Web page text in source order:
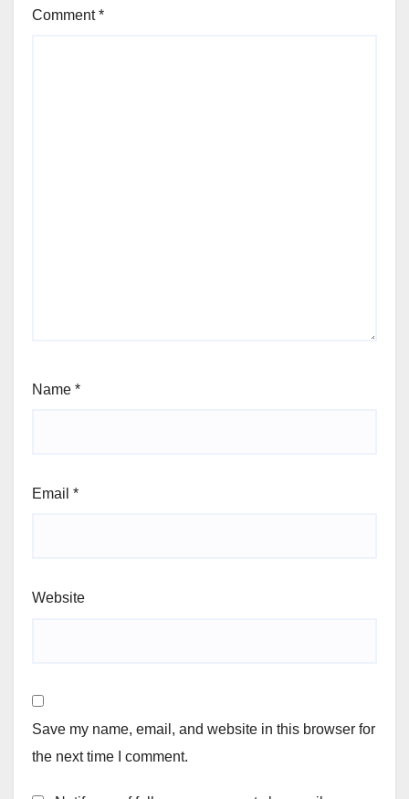
Comment*
Name *
Email *
Website
Save my name, email, and website in this browser for
the next time I comment.